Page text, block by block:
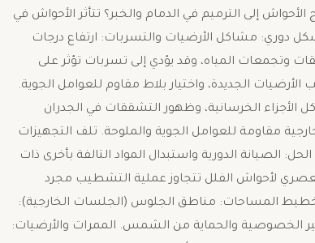
إلى الترميم في الدمام والخبر؟ ​تتأثر الأحواش في
دوري: ​مشاكل الأرضيات والتسربات: ارتفاع درجات
وتجمعات المياه، وقد يؤدي إلى تسربات تؤثر على
الجديدة، واختيار بلاط مقاوم للعوامل الجوية.
الأجزاء الخرسانية، وظهور التشققات في الجدران
مقاومة للعوامل الجوية والملوحة. ​تلف التجهيزات
الصيانة الدورية واستبدال المواد التالفة بأخرى ذات
لأحواش الفلل ​تتجاوز عملية التشطيب مجرد
المساحات: ​مناطق الجلوس (الجلسات الخارجية):
الخصوصية والحماية من الشمس. ​الممرات والأرضيات: